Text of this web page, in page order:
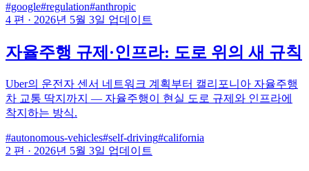
#google#regulation#anthropic
4 편 · 2026년 5월 3일 업데이트
자율주행 규제·인프라: 도로 위의 새 규칙
Uber의 운전자 센서 네트워크 계획부터 캘리포니아 자율주행
차 교통 딱지까지 — 자율주행이 현실 도로 규제와 인프라에
착지하는 방식.
#autonomous-vehicles#self-driving#california
2 편 · 2026년 5월 3일 업데이트